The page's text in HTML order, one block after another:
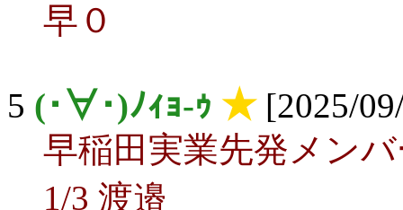
早０
5 (･∀･)ﾉｨｮ-ｩ ★[2025/
早稲田実業先発メン
1/3 渡邉